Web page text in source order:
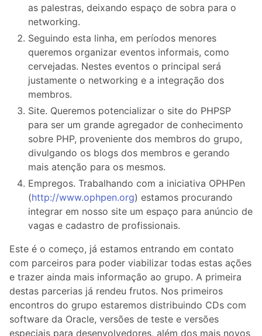
as palestras, deixando espaço de sobra para o
networking.
Seguindo esta linha, em períodos menores
queremos organizar eventos informais, como
cervejadas. Nestes eventos o principal será
justamente o networking e a integração dos
membros.
Site. Queremos potencializar o site do PHPSP
para ser um grande agregador de conhecimento
sobre PHP, proveniente dos membros do grupo,
divulgando os blogs dos membros e gerando
mais atenção para os mesmos.
Empregos. Trabalhando com a iniciativa OPHPen
(http://www.ophpen.org) estamos procurando
integrar em nosso site um espaço para anúncio de
vagas e cadastro de profissionais.
Este é o começo, já estamos entrando em contato
com parceiros para poder viabilizar todas estas ações
e trazer ainda mais informação ao grupo. A primeira
destas parcerias já rendeu frutos. Nos primeiros
encontros do grupo estaremos distribuindo CDs com
software da Oracle, versões de teste e versões
especiais para desenvolvedores, além dos mais novos